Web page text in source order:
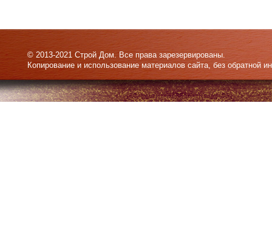
© 2013-2021 Строй Дом. Все права зарезервированы.
Копирование и использование материалов сайта, без обратной